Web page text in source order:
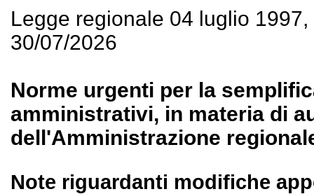
Legge regionale 04 luglio
30/07/2026
Norme urgenti per la
amministrativi, in materia di
dell'Amministrazione
Note riguardanti modifiche